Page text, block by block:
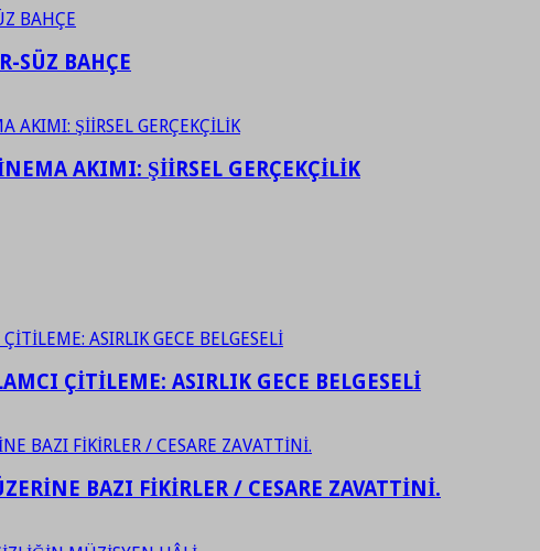
SÜZ BAHÇE
AKIMI: ŞİİRSEL GERÇEKÇİLİK
ÇİTİLEME: ASIRLIK GECE BELGESELİ
BAZI FİKİRLER / CESARE ZAVATTİNİ.